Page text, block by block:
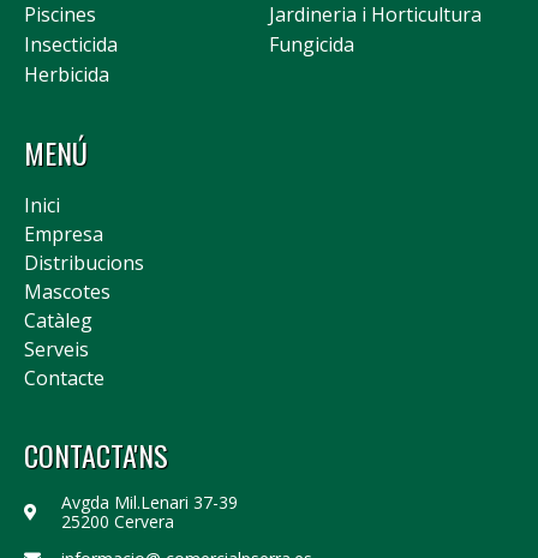
Piscines
Jardineria i Horticultura
Insecticida
Fungicida
Herbicida
MENÚ
Inici
Empresa
Distribucions
Mascotes
Catàleg
Serveis
Contacte
CONTACTA'NS
Avgda Mil.Lenari 37-39
25200 Cervera